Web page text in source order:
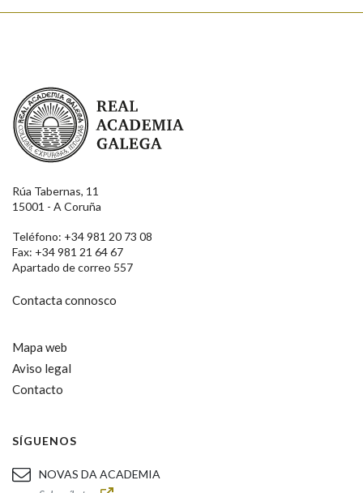
Real Academia Galega
Rúa Tabernas, 11
15001 - A Coruña
Teléfono: +34 981 20 73 08
Fax: +34 981 21 64 67
Apartado de correo 557
Contacta connosco
Mapa web
Aviso legal
Contacto
SÍGUENOS
NOVAS DA ACADEMIA